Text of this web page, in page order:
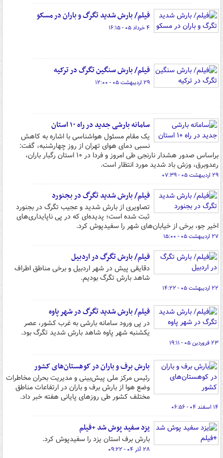
فیلم/ بارش شدید تگرگ و باران در مسکو
۴ خرداد ۰۵ - ۱۶:۱۵
فیلم/ بارش سنگین تگرگ در ترکیه
۲۹ اردیبهشت ۰۵ - ۱۲:۰۰
سامانه بارشی جدید در راه ۱۰ استان
یک مقام مسئول هواشناسی با اشاره به کاهش
نسبی دمای هوای تهران از روز چهارشنبه، گفت:
براساس صدور هشدار نارنجی طی امروز و فردا در ۱۰ استان رگبار باران،
رعدوبرق، وزش باد شدید مورد انتظار است.
۲۹ اردیبهشت ۰۵ - ۰۷:۳۹
فیلم/ بارش شدید تگرگ در بجنورد
تصاویری از بارش شدید و عجیب تگرگ در بجنورد
ثبت شده است؛ پدیده‌ای که در پی ناپایداری‌های
اخیر جو، برخی از خیابان‌های شهر را سفیدپوش کرد.
۲۷ اردیبهشت ۰۵ - ۱۵:۰۰
فیلم/ بارش تگرگ در اردبیل
دقایقی پیش در شهر اردبیل و برخی مناطق اطراف
شاهد بارش تگرگ بودیم.
۲۲ اردیبهشت ۰۵ - ۱۴:۲۲
فیلم/ بارش شدید تگرگ در شهر پاوه
در پی ورود سامانه بارشی به غرب کشور، عصر
یکشنبه شهر پاوه شاهد بارش شدید تگرگ بود.
۲۳ فروردین ۰۵ - ۱۹:۱۱
بارش برف و باران در کوهستان‌های کشور
رئیس مرکز ملی پیش‌بینی و مدیریت بحران مخاطرات
وضع هوا از بارش برف و باران در ارتفاعات مناطق
مختلف کشور طی روزهای پایانی هفته خبر داد.
۱۴ اسفند ۰۴ - ۰۶:۵۶
یزد سفید پوش شد +فیلم
بارش برف استان یزد را سفیدپوش کرد.
۲۸ آذر ۰۴ - ۰۹:۲۲